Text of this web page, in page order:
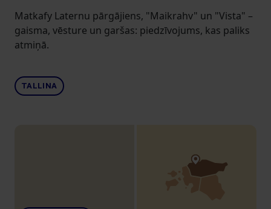
Matkafy Laternu pārgājiens, "Maikrahv" un "Vista" –
gaisma, vēsture un garšas: piedzīvojums, kas paliks
atmiņā.
TALLINA